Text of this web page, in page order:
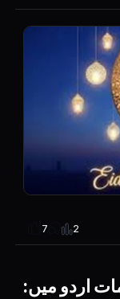
7 2
اردو میں: